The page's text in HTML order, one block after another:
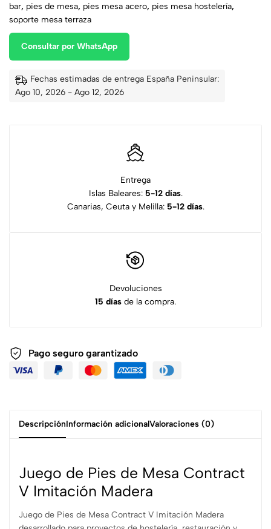
bar, pies de mesa, pies mesa acero, pies mesa hostelería,
soporte mesa terraza
Consultar por WhatsApp
Fechas estimadas de entrega España Peninsular:
Ago 10, 2026 - Ago 12, 2026
Entrega
Islas Baleares: 5-12 días.
Canarias, Ceuta y Melilla: 5-12 días.
Devoluciones
15 días de la compra.
Pago seguro garantizado
DescripciónInformación adicionalValoraciones (0)
Juego de Pies de Mesa Contract
V Imitación Madera
Juego de Pies de Mesa Contract V Imitación Madera